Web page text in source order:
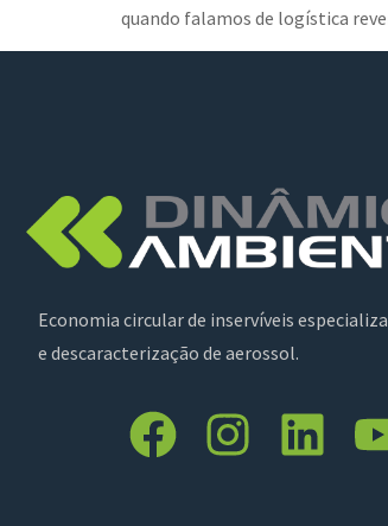
quando falamos de logística
Economia circular de inservíveis
e descaracterização de aerossol.